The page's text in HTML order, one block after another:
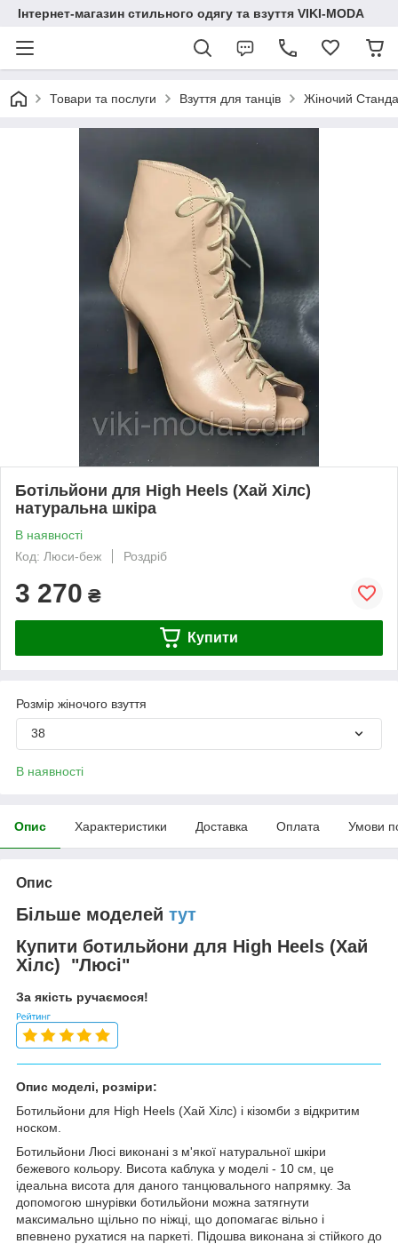
Інтернет-магазин стильного одягу та взуття VIKI-MODA
Товари та послуги Взуття для танців Жіночий
Ботільйони для High Heels (Хай Хілс)
натуральна шкіра
В наявності
Код: Люси-беж
Роздріб
3 270 ₴
Купити
Розмір жіночого взуття
38
В наявності
Опис Характеристики Доставка Оплата Умови
Опис
Більше моделей тут
Купити ботильйони для High Heels (Хай
Хілс) "Люсі"
За якість ручаємося!
Опис моделі, розміри:
Ботильйони для High Heels (Хай Хілс) і кізомби з відкритим
носком.
Ботильйони Люсі виконані з м'якої натуральної шкіри
бежевого кольору. Висота каблука у моделі - 10 см, це
ідеальна висота для даного танцювального напрямку. За
допомогою шнурівки ботильйони можна затягнути
максимально щільно по ніжці, що допомагає вільно і
впевнено рухатися на паркеті. Підошва виконана зі стійкого до